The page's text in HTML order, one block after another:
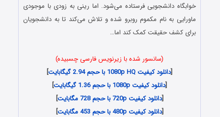
خوابگاه دانشجویی فرستاده می‌شود. اما رینی به زودی با موجودی
ماورایی به نام مکموم روبرو شده و تلاش می‌کند تا به دانشجویان
برای کشف حقیقت کمک کند اما…
(سانسور شده با زیرنویس فارسی چسبیده)
[دانلود کیفیت 1080p HQ با حجم 2.94 گیگابایت
]
[دانلود کیفیت 1080p با حجم 1.36 گیگابایت
]
[دانلود کیفیت 720p با حجم 728 مگابایت
]
[دانلود کیفیت 480p با حجم 453 مگابایت ]